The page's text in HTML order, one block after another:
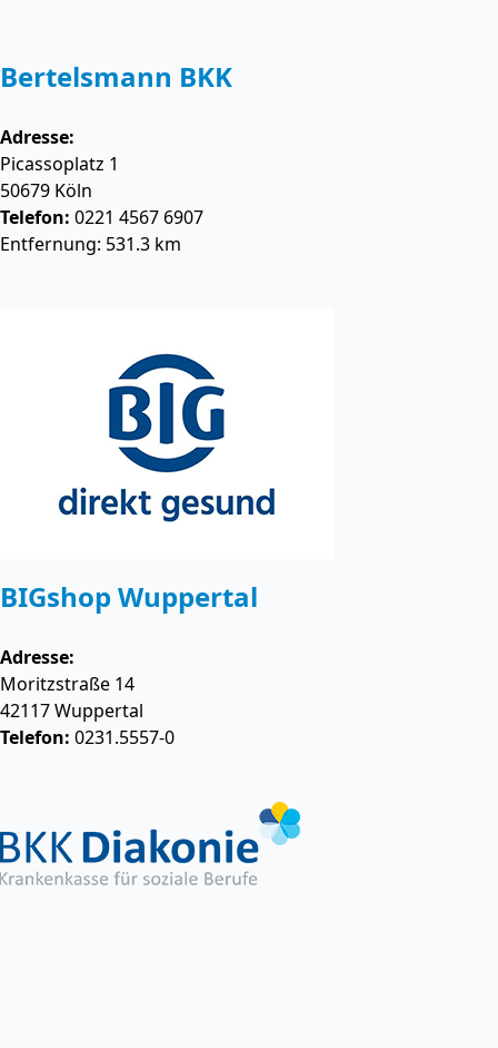
Bertelsmann BKK
Adresse:
Picassoplatz 1
50679 Köln
Telefon: 0221 4567 6907
Entfernung: 531.3 km
BIGshop Wuppertal
Adresse:
Moritzstraße 14
42117Wuppertal
Telefon: 0231.5557-0